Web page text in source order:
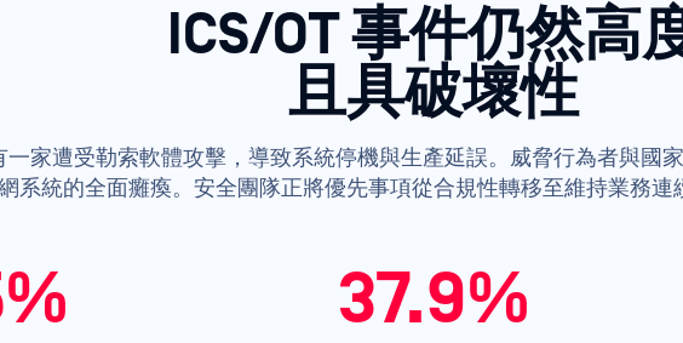
ICS/OT 事件仍然高
且具破壞性
家遭受勒索軟體攻擊，導致系統停機與生產延誤。威脅行為者與國
系統的全面癱瘓。安全團隊正將優先事項從合規性轉移至維持業務連
37.9%